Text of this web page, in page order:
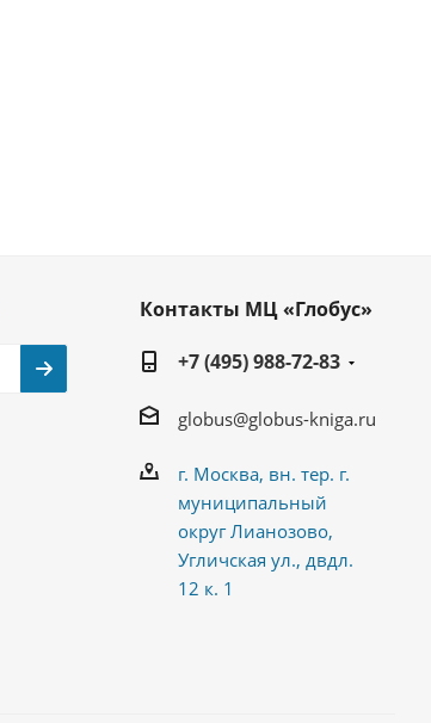
Контакты МЦ «Глобус»
+7 (495) 988-72-83
globus@globus-kniga.ru
г. Москва, вн. тер. г.
муниципальный
округ Лианозово,
Угличская ул., двдл.
12 к. 1